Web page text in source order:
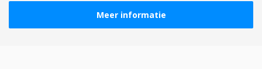
Meer informatie